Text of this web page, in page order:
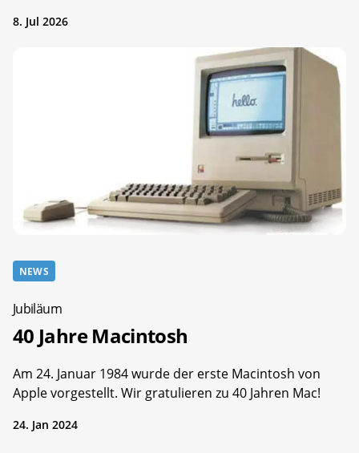
8. Jul 2026
NEWS
Jubiläum
40 Jahre Macintosh
Am 24. Januar 1984 wurde der erste Macintosh von
Apple vorgestellt. Wir gratulieren zu 40 Jahren Mac!
24. Jan 2024